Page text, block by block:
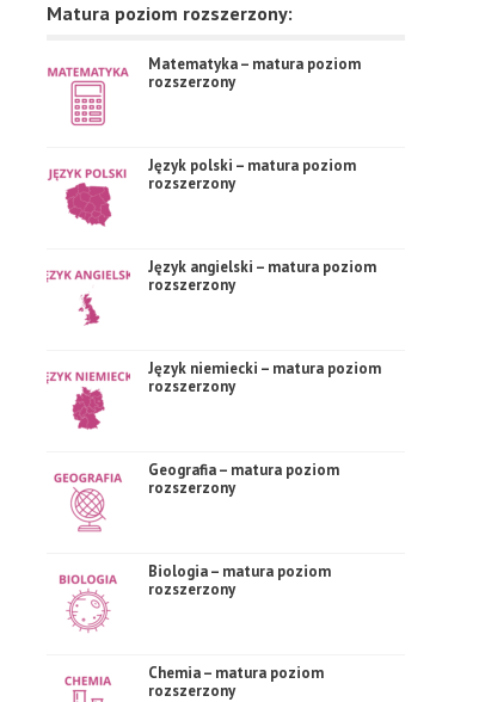
Matura poziom rozszerzony:
Matematyka – matura poziom
rozszerzony
Język polski – matura poziom
rozszerzony
Język angielski – matura poziom
rozszerzony
Język niemiecki – matura poziom
rozszerzony
Geografia – matura poziom
rozszerzony
Biologia – matura poziom
rozszerzony
Chemia – matura poziom
rozszerzony